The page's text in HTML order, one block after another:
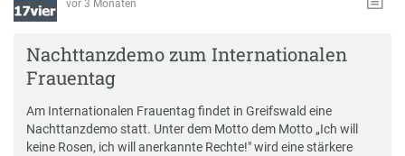
vor 3 Monaten
Nachttanzdemo zum Internationalen
Frauentag
Am Internationalen Frauentag findet in Greifswald eine
Nachttanzdemo statt. Unter dem Motto dem Motto „Ich will
keine Rosen, ich will anerkannte Rechte!" wird eine stärkere